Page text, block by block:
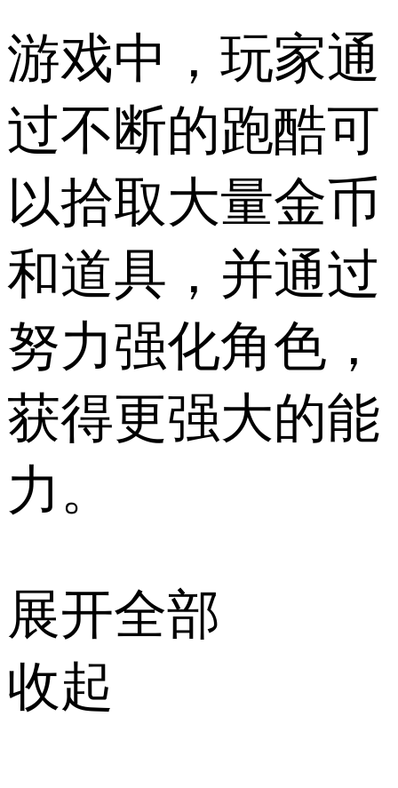
游戏中，玩家通
过不断的跑酷可
以拾取大量金币
和道具，并通过
努力强化角色，
获得更强大的能
力。
展开全部
收起